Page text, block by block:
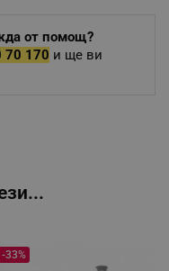
от помощ?
70 170 и ще ви
-33%